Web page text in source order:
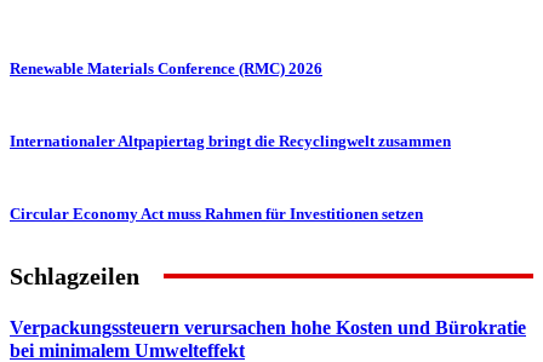
Renewable Materials Conference (RMC) 2026
Internationaler Altpapiertag bringt die Recyclingwelt zusammen
Circular Economy Act muss Rahmen für Investitionen setzen
Schlagzeilen
Verpackungssteuern verursachen hohe Kosten und Bürokratie
bei minimalem Umwelteffekt